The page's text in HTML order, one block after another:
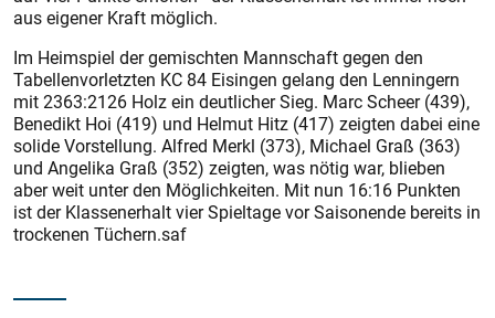
aus eigener Kraft möglich.
Im Heimspiel der gemischten Mannschaft gegen den
Tabellenvorletzten KC 84 Eisingen gelang den Lenningern
mit 2363:2126 Holz ein deutlicher Sieg. Marc Scheer (439),
Benedikt Hoi (419) und Helmut Hitz (417) zeigten dabei eine
solide Vorstellung. Alfred Merkl (373), Michael Graß (363)
und Angelika Graß (352) zeigten, was nötig war, blieben
aber weit unter den Möglichkeiten. Mit nun 16:16 Punkten
ist der Klassenerhalt vier Spieltage vor Saisonende bereits in
trockenen Tüchern.saf